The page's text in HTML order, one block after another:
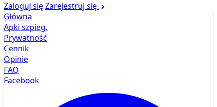
Zaloguj sięZarejestruj się
Główna
Apki szpieg.
Prywatność
Cennik
Opinie
FAQ
Facebook